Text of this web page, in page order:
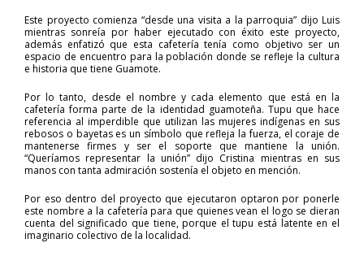
Este proyecto comienza “desde una visita a la parroquia” dijo Luis
mientras sonreía por haber ejecutado con éxito este proyecto,
además enfatizó que esta cafetería tenía como objetivo ser un
espacio de encuentro para la población donde se refleje la cultura
e historia que tiene Guamote.
Por lo tanto, desde el nombre y cada elemento que está en la
cafetería forma parte de la identidad guamoteña. Tupu que hace
referencia al imperdible que utilizan las mujeres indígenas en sus
rebosos o bayetas es un símbolo que refleja la fuerza, el coraje de
mantenerse firmes y ser el soporte que mantiene la unión.
“Queríamos representar la unión” dijo Cristina mientras en sus
manos con tanta admiración sostenía el objeto en mención.
Por eso dentro del proyecto que ejecutaron optaron por ponerle
este nombre a la cafetería para que quienes vean el logo se dieran
cuenta del significado que tiene, porque el tupu está latente en el
imaginario colectivo de la localidad.